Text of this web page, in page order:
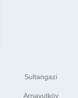
Sultangazi
Arnavutköy